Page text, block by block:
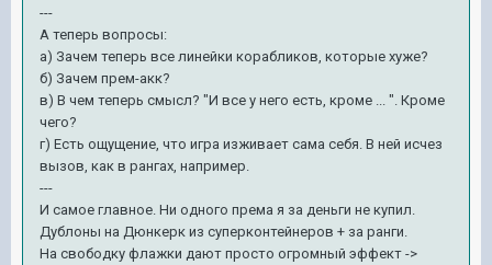
---
А теперь вопросы:
а) Зачем теперь все линейки корабликов, которые хуже?
б) Зачем прем-акк?
в) В чем теперь смысл? "И все у него есть, кроме ... ". Кроме
чего?
г) Есть ощущение, что игра изживает сама себя. В ней исчез
вызов, как в рангах, например.
---
И самое главное. Ни одного према я за деньги не купил.
Дублоны на Дюнкерк из суперконтейнеров + за ранги.
На свободку флажки дают просто огромный эффект ->